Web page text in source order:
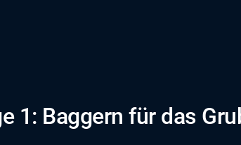
1: Baggern für das